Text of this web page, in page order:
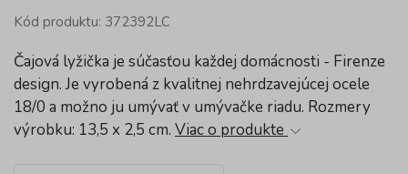
Kód produktu: 372392LC
Čajová lyžička je súčasťou každej domácnosti - Firenze
design. Je vyrobená z kvalitnej nehrdzavejúcej ocele
18/0 a možno ju umývať v umývačke riadu. Rozmery
výrobku: 13,5 x 2,5 cm. Viac o produkte